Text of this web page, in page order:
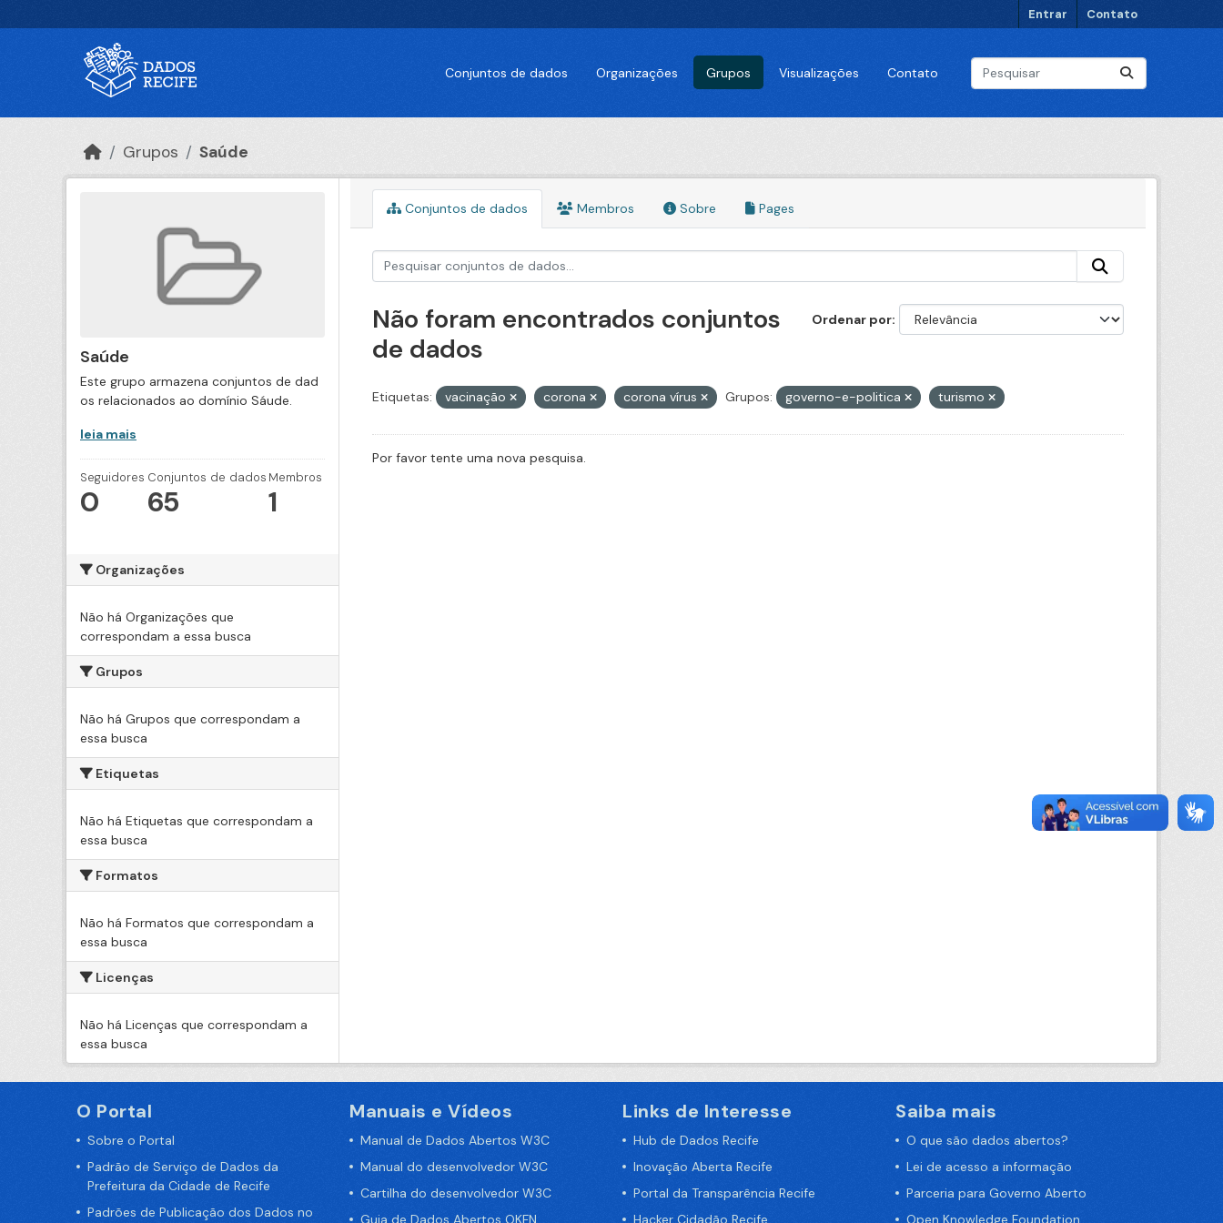
Entrar Contato
Conjuntos de dados Organizações Grupos Visualizações Contato
Grupos Saúde
Saúde
Este grupo armazena conjuntos de dad
os relacionados ao domínio Sáude.
leia mais
Seguidores
0
Conjuntos de dados
65
Membros
1
Organizações
Não há Organizações que
correspondam a essa busca
Grupos
Não há Grupos que correspondam a
essa busca
Etiquetas
Não há Etiquetas que correspondam a
essa busca
Formatos
Não há Formatos que correspondam a
essa busca
Licenças
Não há Licenças que correspondam a
essa busca
Conjuntos de dados Membros Sobre Pages
Ordenar por
Não foram encontrados conjuntos
de dados
Etiquetas: vacinação corona corona vírus Grupos: governo-e-politica turismo
Por favor tente uma nova pesquisa.
O Portal
Sobre o Portal
Padrão de Serviço de Dados da
Prefeitura da Cidade de Recife
Padrões de Publicação dos Dados no
Manuais e Vídeos
Manual de Dados Abertos W3C
Manual do desenvolvedor W3C
Cartilha do desenvolvedor W3C
Guia de Dados Abertos OKFN
Links de Interesse
Hub de Dados Recife
Inovação Aberta Recife
Portal da Transparência Recife
Hacker Cidadão Recife
Saiba mais
O que são dados abertos?
Lei de acesso a informação
Parceria para Governo Aberto
Open Knowledge Foundation